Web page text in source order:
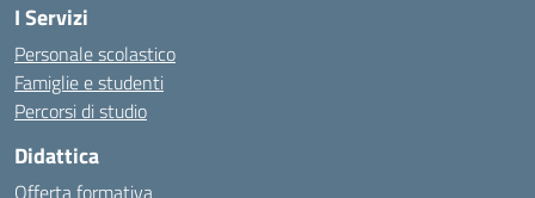
I Servizi
Personale scolastico
Famiglie e studenti
Percorsi di studio
Didattica
Offerta formativa